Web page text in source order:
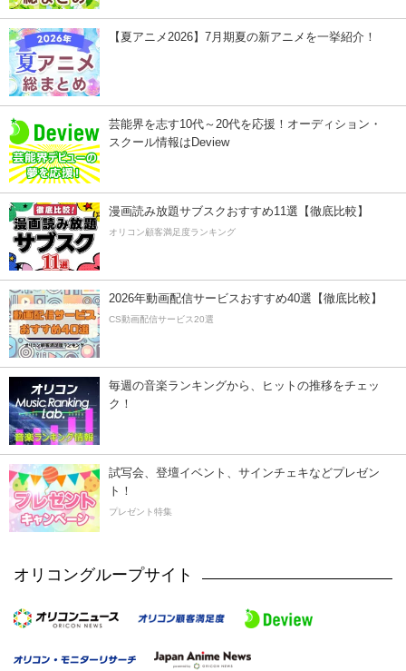
【夏アニメ2026】7月期夏の新アニメを一挙紹介！
芸能界を志す10代～20代を応援！オーディション・
スクール情報はDeview
漫画読み放題サブスクおすすめ11選【徹底比較】
オリコン顧客満足度ランキング
2026年動画配信サービスおすすめ40選【徹底比較】
CS動画配信サービス20選
毎週の音楽ランキングから、ヒットの推移をチェッ
ク！
試写会、登壇イベント、サインチェキなどプレゼン
ト！
プレゼント特集
オリコングループサイト